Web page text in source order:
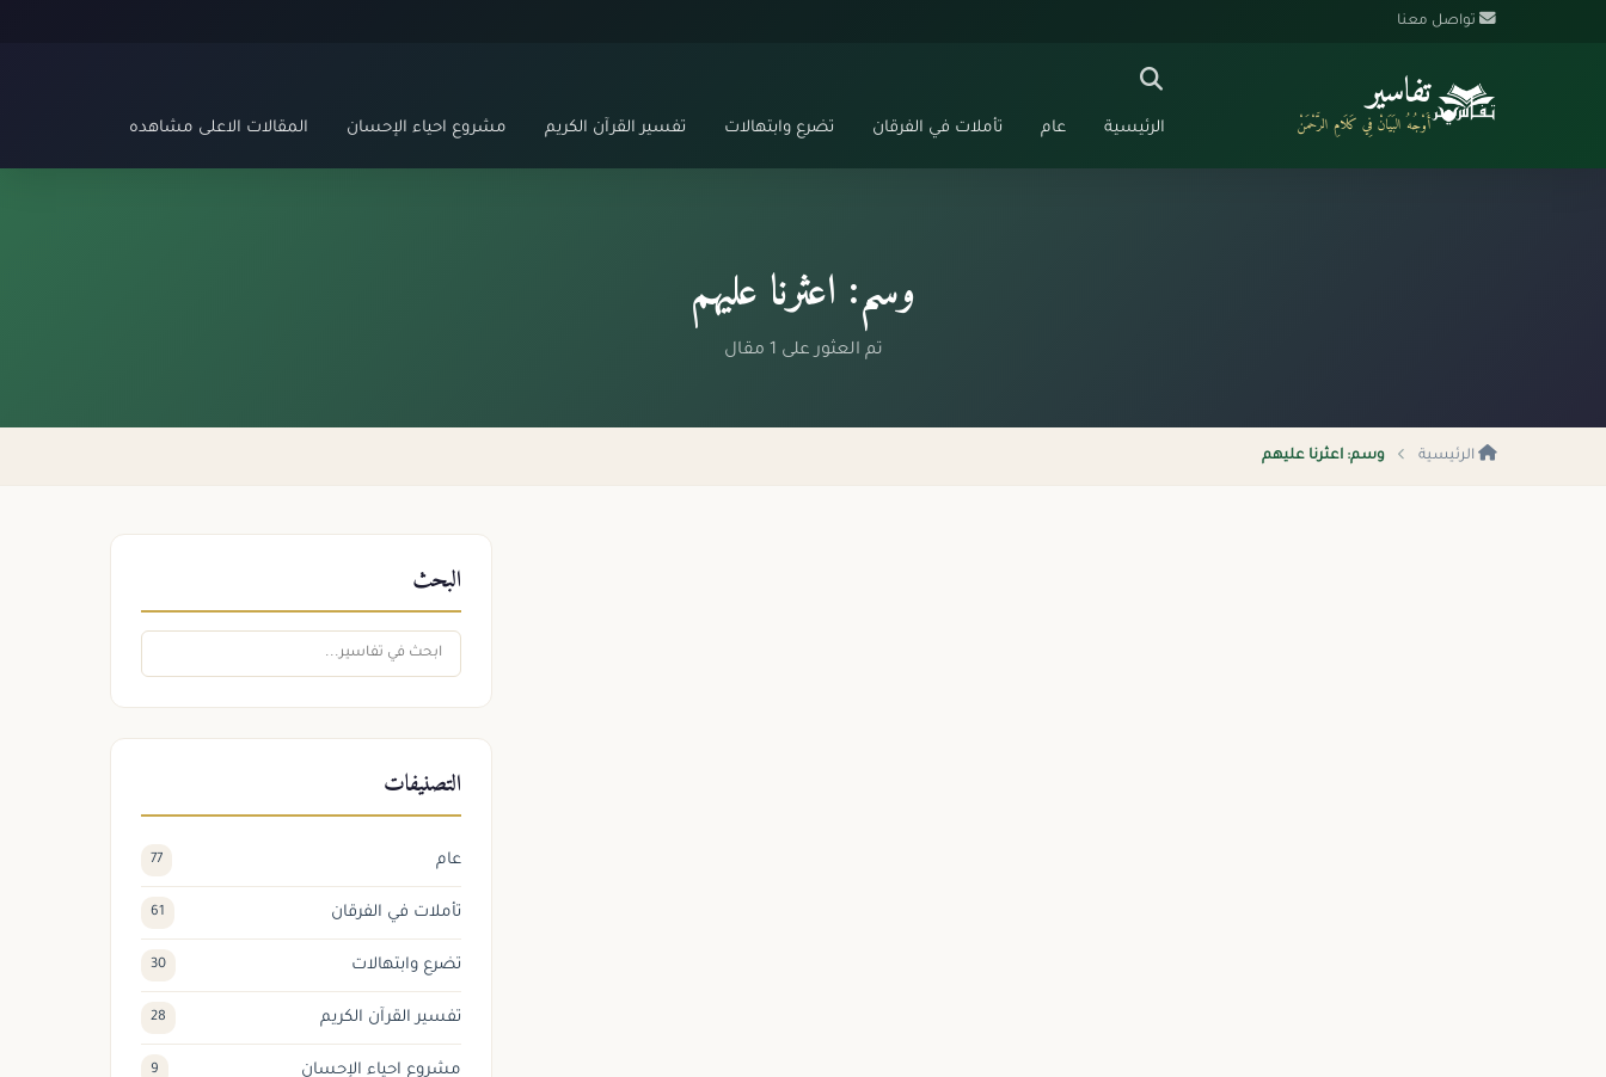
تواصل معنا
تفاسير
أَوْجُهُ البَيَانْ فِي كَلَامِ الرَّحْمَنْ الرئيسية عام تأملات في الفرقان تضرع وابتهالات تفسير القرآن الكريم مشروع احياء الإحسان المقالات الاعلى مشاهده
وسم: اعثرنا عليهم
تم العثور على 1 مقال
الرئيسية وسم: اعثرنا عليهم
البحث
التصنيفات
عام 77
تأملات في الفرقان 61
تضرع وابتهالات 30
تفسير القرآن الكريم 28
مشروع احياء الإحسان 9